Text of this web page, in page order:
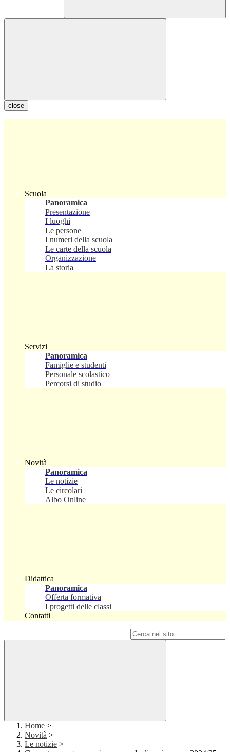
close
Scuola
Panoramica
Presentazione
I luoghi
Le persone
I numeri della scuola
Le carte della scuola
Organizzazione
La storia
Servizi
Panoramica
Famiglie e studenti
Personale scolastico
Percorsi di studio
Novità
Panoramica
Le notizie
Le circolari
Albo Online
Didattica
Panoramica
Offerta formativa
I progetti delle classi
Contatti
Home >
Novità >
Le notizie >